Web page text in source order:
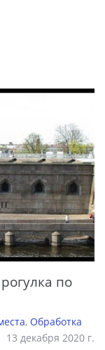
по
, Обработка
13 декабря 2020 г.